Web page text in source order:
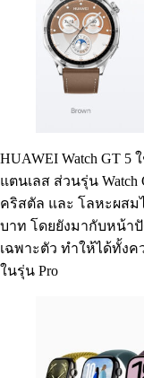
HUAWEI Watch GT
แตนเลส ส่วนรุ่น
คริสตัล และ โลหะผสม
บาท โดยยังมากับหน้า
เฉพาะตัว ทำให้ได้ทั้ง
ในรุ่น Pro